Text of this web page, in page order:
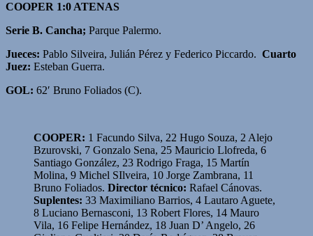
COOPER 1:0 ATENAS
Serie B. Cancha; Parque Palermo.
Jueces: Pablo Silveira, Julián Pérez y Federico Piccardo. Cuarto
Juez: Esteban Guerra.
GOL: 62′ Bruno Foliados (C).
COOPER: 1 Facundo Silva, 22 Hugo Souza, 2 Alejo
Bzurovski, 7 Gonzalo Sena, 25 Mauricio Llofreda, 6
Santiago González, 23 Rodrigo Fraga, 15 Martín
Molina, 9 Michel SIlveira, 10 Jorge Zambrana, 11
Bruno Foliados. Director técnico: Rafael Cánovas.
Suplentes: 33 Maximiliano Barrios, 4 Lautaro Aguete,
8 Luciano Bernasconi, 13 Robert Flores, 14 Mauro
Vila, 16 Felipe Hernández, 18 Juan D’ Angelo, 26